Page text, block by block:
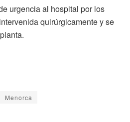
urgencia al hospital por los
quirúrgicamente y se
Menorca